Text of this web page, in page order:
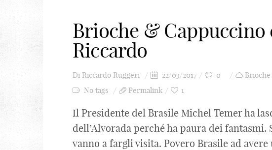
Brioche & Cappuccino
Riccardo
Di Riccardo Ruggeri 22/03/2017 0
No tags
Permalink 1
Il Presidente del Brasile Michel Temer ha
dell’Alvorada perché ha paura dei fantasmi.
vanno a fargli visita. Povero Brasile ad